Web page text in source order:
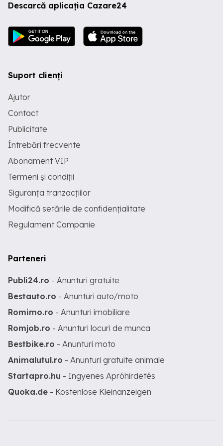
Descarcă aplicația Cazare24
Suport clienți
Ajutor
Contact
Publicitate
Întrebări frecvente
Abonament VIP
Termeni și condiții
Siguranța tranzacțiilor
Modifică setările de confidențialitate
Regulament Campanie
Parteneri
Publi24.ro - Anunturi gratuite
Bestauto.ro - Anunturi auto/moto
Romimo.ro - Anunturi imobiliare
Romjob.ro - Anunturi locuri de munca
Bestbike.ro - Anunturi moto
Animalutul.ro - Anunturi gratuite animale
Startapro.hu - Ingyenes Apróhirdetés
Quoka.de - Kostenlose Kleinanzeigen